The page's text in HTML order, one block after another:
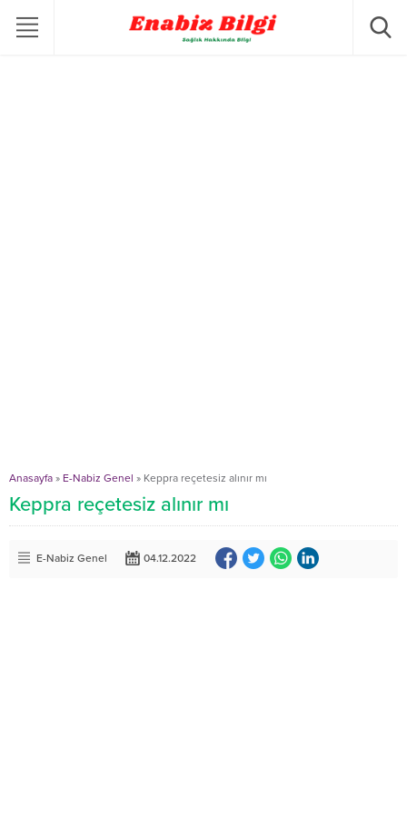
Anasayfa » E-Nabiz Genel » Keppra reçetesiz alınır mı
Keppra reçetesiz alınır mı
E-Nabiz Genel 04.12.2022